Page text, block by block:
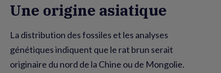
Une origine asiatique
La distribution des fossiles et les analyses
génétiques indiquent que le rat brun serait
originaire du nord de la Chine ou de Mongolie.